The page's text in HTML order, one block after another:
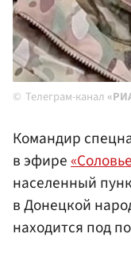
Телеграм-канал
Командир
в эфире
населенный
в Донецкой
находится под